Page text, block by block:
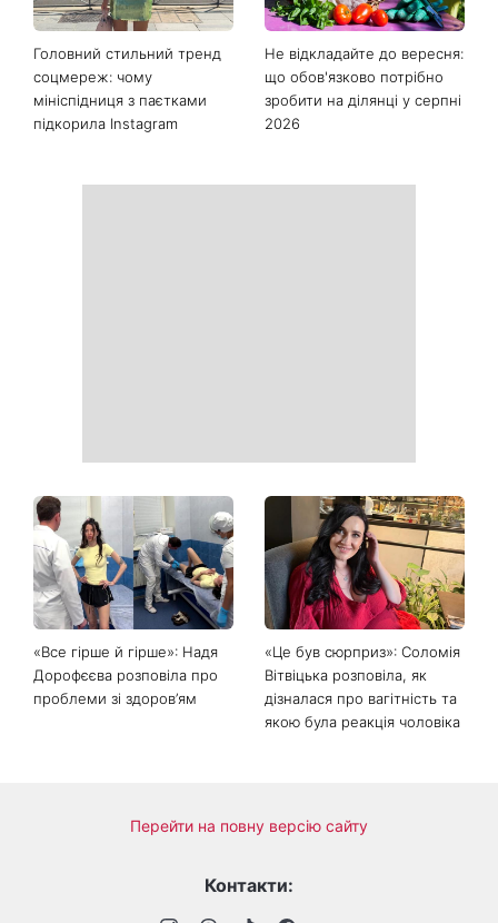
Головний стильний тренд
соцмереж: чому
мініспідниця з паєтками
підкорила Instagram
Не відкладайте до вересня:
що обов'язково потрібно
зробити на ділянці у серпні
2026
«Все гірше й гірше»: Надя
Дорофєєва розповіла про
проблеми зі здоров’ям
«Це був сюрприз»: Соломія
Вітвіцька розповіла, як
дізналася про вагітність та
якою була реакція чоловіка
Перейти на повну версію сайту
Контакти: